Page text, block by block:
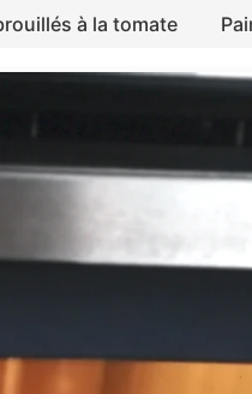
à la tomate